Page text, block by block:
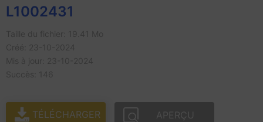
L1002431
TÉLÉCHARGER APERÇU